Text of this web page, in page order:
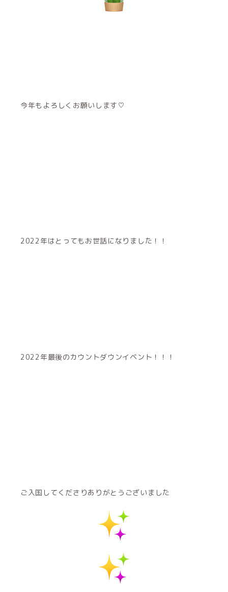
今年もよろしくお願いします♡
2022年はとってもお世話になりました！！
2022年最後のカウントダウンイベント！！！
ご入国してくださりありがとうございました